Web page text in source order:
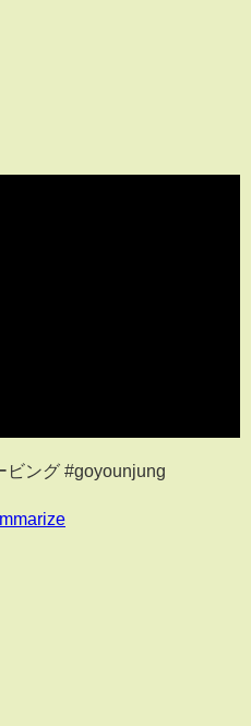
ビング #goyounjung